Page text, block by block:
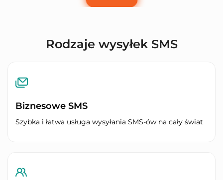
Rodzaje wysyłek SMS
Biznesowe SMS
Szybka i łatwa usługa wysyłania SMS-ów na cały świat